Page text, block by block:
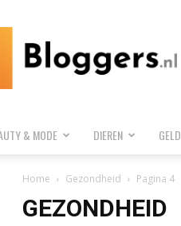
& MODE DIEREN GELD
Home Gezondheid Pagina 4
GEZONDHEID